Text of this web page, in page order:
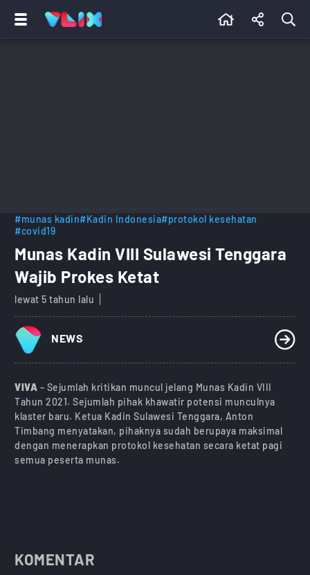
#munas kadin#Kadin Indonesia#protokol kesehatan
#covid19
Munas Kadin VIII Sulawesi Tenggara
Wajib Prokes Ketat
lewat 5 tahun lalu
NEWS
VIVA – Sejumlah kritikan muncul jelang Munas Kadin VIII
Tahun 2021. Sejumlah pihak khawatir potensi munculnya
klaster baru. Ketua Kadin Sulawesi Tenggara, Anton
Timbang menyatakan, pihaknya sudah berupaya maksimal
dengan menerapkan protokol kesehatan secara ketat pagi
semua peserta munas.
KOMENTAR